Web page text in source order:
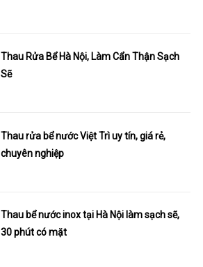
Thau Rửa Bể Hà Nội, Làm Cẩn Thận Sạch
Sẽ
Thau rửa bể nước Việt Trì uy tín, giá rẻ,
chuyên nghiệp
Thau bể nước inox tại Hà Nội làm sạch sẽ,
30 phút có mặt